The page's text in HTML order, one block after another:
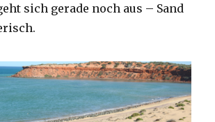
sich gerade noch aus – Sand